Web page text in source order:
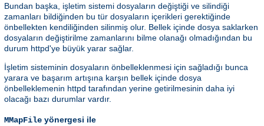
Bundan başka, işletim sistemi dosyaların değiştiği ve silindiği
zamanları bildiğinden bu tür dosyaların içerikleri gerektiğinde
önbellekten kendiliğinden silinmiş olur. Bellek içinde dosya saklarken
dosyaların değiştirilme zamanlarını bilme olanağı olmadığından bu
durum httpd'ye büyük yarar sağlar.
İşletim sisteminin dosyaların önbelleklenmesi için sağladığı bunca
yarara ve başarım artışına karşın bellek içinde dosya
önbelleklemenin httpd tarafından yerine getirilmesinin daha iyi
olacağı bazı durumlar vardır.
MMapFile yönergesi ile